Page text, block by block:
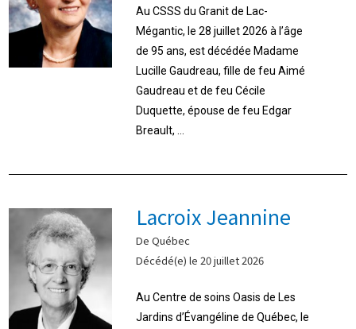
Au CSSS du Granit de Lac-
Mégantic, le 28 juillet 2026 à l’âge
de 95 ans, est décédée Madame
Lucille Gaudreau, fille de feu Aimé
Gaudreau et de feu Cécile
Duquette, épouse de feu Edgar
Breault, ...
Lacroix Jeannine
De Québec
Décédé(e) le 20 juillet 2026
Au Centre de soins Oasis de Les
Jardins d’Évangéline de Québec, le